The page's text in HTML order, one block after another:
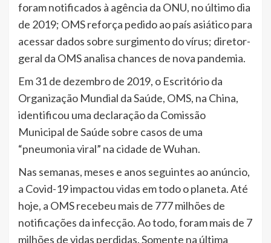
foram notificados à agência da ONU, no último dia
de 2019; OMS reforça pedido ao país asiático para
acessar dados sobre surgimento do vírus; diretor-
geral da OMS analisa chances de nova pandemia.
Em 31 de dezembro de 2019, o Escritório da
Organização Mundial da Saúde, OMS, na China,
identificou uma declaração da Comissão
Municipal de Saúde sobre casos de uma
“pneumonia viral” na cidade de Wuhan.
Nas semanas, meses e anos seguintes ao anúncio,
a Covid-19 impactou vidas em todo o planeta. Até
hoje, a OMS recebeu mais de 777 milhões de
notificações da infecção. Ao todo, foram mais de 7
milhões de vidas perdidas. Somente na última